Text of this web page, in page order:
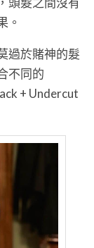
。
過於賭神的髮
不同的
+ Undercut